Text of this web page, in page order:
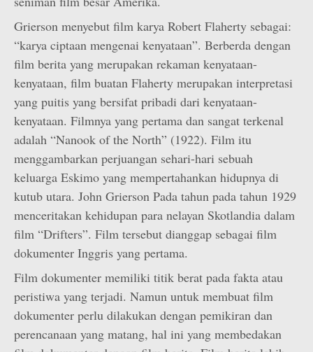
Grierson menyebut film karya Robert Flaherty sebagai:
“karya ciptaan mengenai kenyataan”. Berberda dengan
film berita yang merupakan rekaman kenyataan-
kenyataan, film buatan Flaherty merupakan interpretasi
yang puitis yang bersifat pribadi dari kenyataan-
kenyataan. Filmnya yang pertama dan sangat terkenal
adalah “Nanook of the North” (1922). Film itu
menggambarkan perjuangan sehari-hari sebuah
keluarga Eskimo yang mempertahankan hidupnya di
kutub utara. John Grierson Pada tahun pada tahun 1929
menceritakan kehidupan para nelayan Skotlandia dalam
film “Drifters”. Film tersebut dianggap sebagai film
dokumenter Inggris yang pertama.
Film dokumenter memiliki titik berat pada fakta atau
peristiwa yang terjadi. Namun untuk membuat film
dokumenter perlu dilakukan dengan pemikiran dan
perencanaan yang matang, hal ini yang membedakan